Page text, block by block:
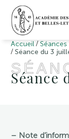
Accueil /
/Séance du 3
Séance
– Note